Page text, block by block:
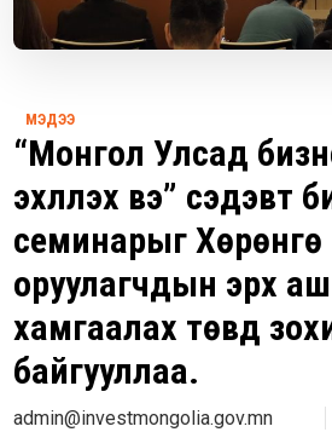
МЭДЭЭ
“Монгол Улсад
эхлүүлэх вэ” сэдэвт
семинарыг Хөрөнгө
оруулагчдын эрх
хамгаалах төвд
байгууллаа.
admin@investmongolia.gov.mn